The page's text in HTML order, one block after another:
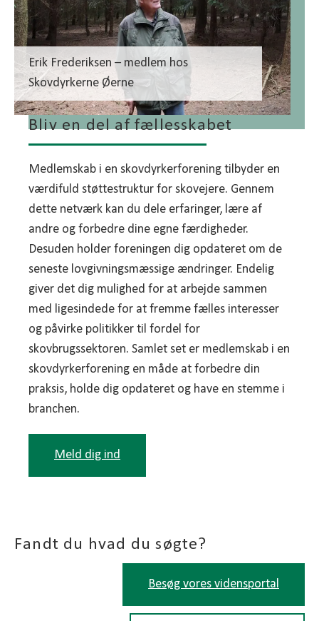
Erik Frederiksen – medlem hos
Skovdyrkerne Øerne
Bliv en del af fællesskabet
Medlemskab i en skovdyrkerforening tilbyder en
værdifuld støttestruktur for skovejere. Gennem
dette netværk kan du dele erfaringer, lære af
andre og forbedre dine egne færdigheder.
Desuden holder foreningen dig opdateret om de
seneste lovgivningsmæssige ændringer. Endelig
giver det dig mulighed for at arbejde sammen
med ligesindede for at fremme fælles interesser
og påvirke politikker til fordel for
skovbrugssektoren. Samlet set er medlemskab i en
skovdyrkerforening en måde at forbedre din
praksis, holde dig opdateret og have en stemme i
branchen.
Meld dig ind
Fandt du hvad du søgte?
Besøg vores vidensportal